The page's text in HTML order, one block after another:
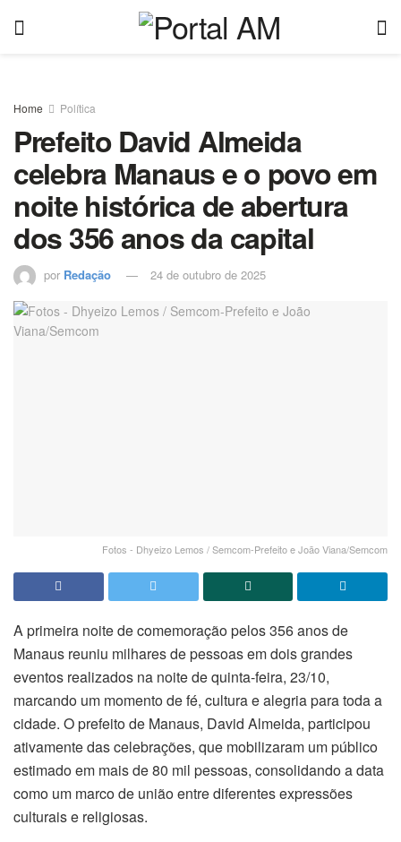
Home Política
Prefeito David Almeida
celebra Manaus e o povo em
noite histórica de abertura
dos 356 anos da capital
por Redação 24 de outubro de 2025
Fotos - Dhyeizo Lemos / Semcom-Prefeito e João Viana/Semcom
A primeira noite de comemoração pelos 356 anos de
Manaus reuniu milhares de pessoas em dois grandes
eventos realizados na noite de quinta-feira, 23/10,
marcando um momento de fé, cultura e alegria para toda a
cidade. O prefeito de Manaus, David Almeida, participou
ativamente das celebrações, que mobilizaram um público
estimado em mais de 80 mil pessoas, consolidando a data
como um marco de união entre diferentes expressões
culturais e religiosas.